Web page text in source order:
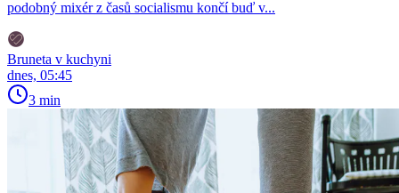
podobný mixér z časů socialismu končí buď v...
Bruneta v kuchyni
dnes, 05:45
3 min